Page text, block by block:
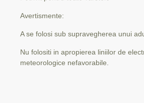
Avertismente:
A se folosi sub supravegherea unui
Nu folositi in apropierea liniilor de
meteorologice nefavorabile.